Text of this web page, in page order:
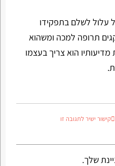
עלול לשלם בתפקידו
תרופה למכה ומשהוא
הוא צריך בעצמו
קישור ישיר לתגובה זו
שלך.